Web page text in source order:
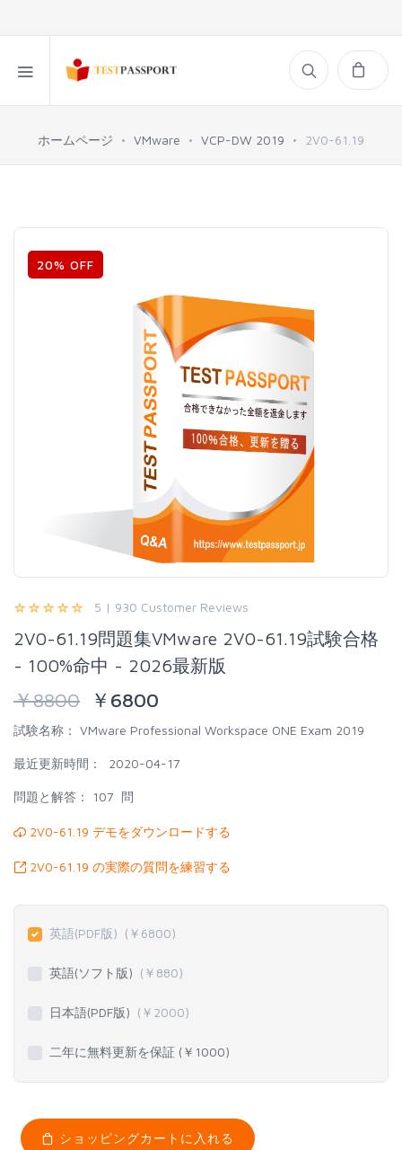
ホームページ VMware VCP-DW 2019 2V0-61.19
20% OFF
5 | 930 Customer Reviews
2V0-61.19問題集VMware 2V0-61.19試験合格
- 100%命中 - 2026最新版
￥8800 ￥ 6800
試験名称： VMware Professional Workspace ONE Exam 2019
最近更新時間： 2020-04-17
問題と解答： 107 問
2V0-61.19 デモをダウンロードする
2V0-61.19 の実際の質問を練習する
英語(PDF版) (￥ 6800)
英語(ソフト版) (￥ 880)
日本語(PDF版) (￥ 2000)
二年に無料更新を保証 (￥ 1000)
ショッピングカートに入れる